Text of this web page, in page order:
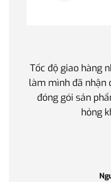
Tốc độ giao hàng
làm mình đã nhận
đóng gói sản
hỏng